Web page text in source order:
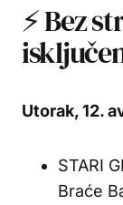
⚡ Bez
Utorak, 12.
STARI
Braće